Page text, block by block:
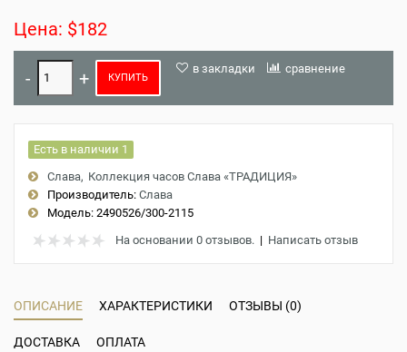
Цена: $182
КУПИТЬ
в закладки сравнение
Есть в наличии 1
Слава Коллекция часов Слава «ТРАДИЦИЯ»
Производитель: Слава
Модель: 2490526/300-2115
На основании 0 отзывов. | Написать отзыв
ОПИСАНИЕ ХАРАКТЕРИСТИКИ ОТЗЫВЫ (0)
ДОСТАВКА ОПЛАТА